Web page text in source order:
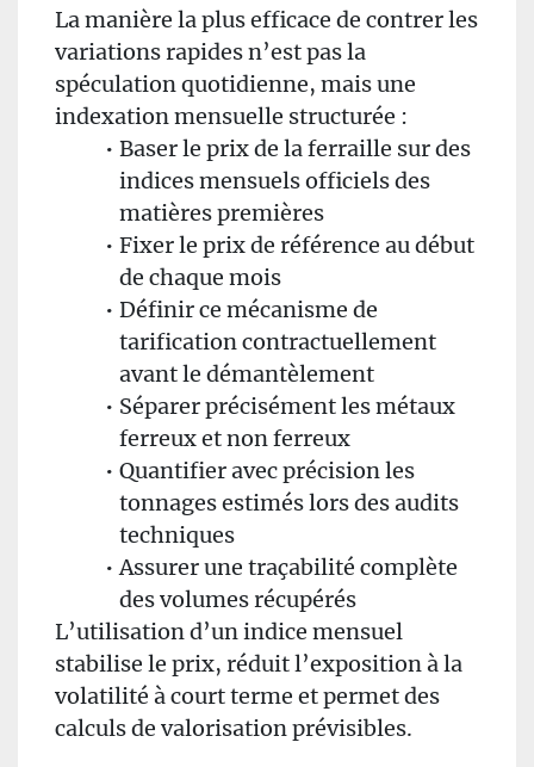
La manière la plus efficace de contrer les
variations rapides n’est pas la
spéculation quotidienne, mais une
indexation mensuelle structurée :
Bas­er le prix de la ferraille sur des
indices mensuels officiels des
matières premières
Fixer le prix de référence au début
de chaque mois
Définir ce mécanisme de
tarification contractuellement
avant le démantèlement
Séparer précisément les métaux
ferreux et non ferreux
Quantifier avec précision les
tonnages estimés lors des audits
techniques
Assurer une traçabilité complète
des volumes récupérés
L’utilisation d’un indice mensuel
stabilise le prix, réduit l’exposition à la
volatilité à court terme et permet des
calculs de valorisation prévisibles.